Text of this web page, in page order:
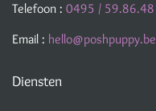
Telefoon : 0495 / 59.86.48
Email : hello@poshpuppy.be
Diensten